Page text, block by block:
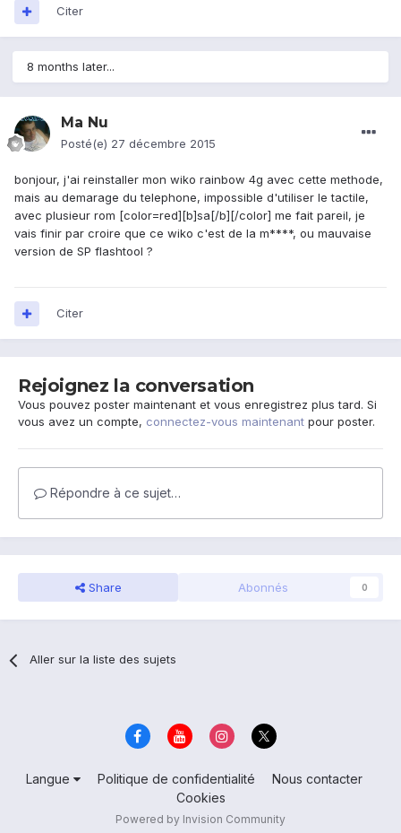
Citer
8 months later...
Ma Nu
Posté(e) 27 décembre 2015
bonjour, j'ai reinstaller mon wiko rainbow 4g avec cette methode,
mais au demarage du telephone, impossible d'utiliser le tactile,
avec plusieur rom [color=red][b]sa[/b][/color] me fait pareil, je
vais finir par croire que ce wiko c'est de la m****, ou mauvaise
version de SP flashtool ?
Citer
Rejoignez la conversation
Vous pouvez poster maintenant et vous enregistrez plus tard. Si
vous avez un compte, connectez-vous maintenant pour poster.
Répondre à ce sujet…
Share Abonnés 0
Aller sur la liste des sujets
Langue Politique de confidentialité
Nous contacter
Cookies
Powered by Invision Community